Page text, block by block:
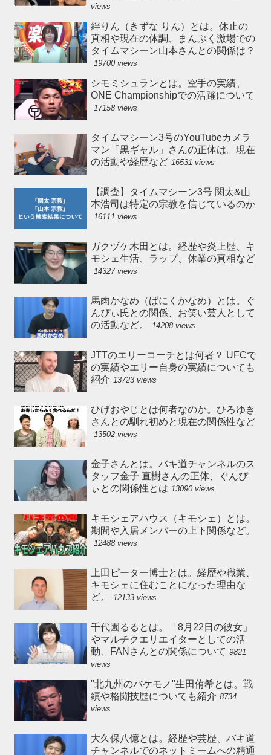
views
絆りん（きずな りん）とは。休止の
真相や現在の体調、まんぷく激場での
タイムマシーン山本さんとの関係は？
19700 views
シモミシュランとは。空手の実績、
ONE Championshipでの活躍について
17158 views
タイムマシーン3号のYouTubeカメラ
マン「黒ギャル」さんの正体は。現在
の活動や経歴など 16531 views
【調査】タイムマシーン3号 関太&山
本浩司は特定の宗教を信じているのか
16111 views
ガクヅケ木田とは。経歴や炎上歴、キ
モシェ生活、ラップ、休業の真相など
14327 views
馬肉かなめ（ばにくかなめ）とは。ぐ
んぴぃ氏との関係、お笑い芸人として
の活動など。
14208 views
JTTのエリーコーチとは何者？ UFCで
の実績やエリー自身の実績についても
紹介 13723 views
ひげおやじとは何者なのか。ひろゆき
さんとの馴れ初めと現在の関係性など
13502 views
金子さんとは。バキ道チャンネルのス
タッフ金子 直樹さんの正体、ぐんぴ
ぃとの関係性とは 13090 views
キモシェアハウス（キモシェ）とは。
期間や入居メンバーの上下関係など。
12488 views
上田ピーター博士とは。経歴や職業、
キモシェに住むことになった理由な
ど。
12133 views
千代園るるとは。「8月22日の彼女」
やマルチクエリエイターとしての活
動、FANさんとの関係について 9821
views
"北九州のバケモノ"生田侑希とは。戦
績や格闘技歴についても紹介 8734
views
大久保八億とは。経歴や芸歴、バキ道
チャンネルでのネットミームへの精通